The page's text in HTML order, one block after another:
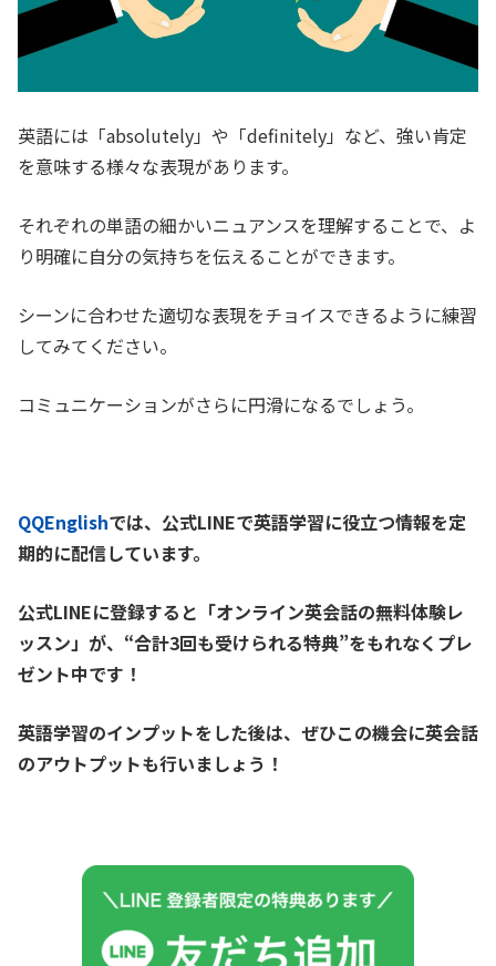
英語には「absolutely」や「definitely」など、強い肯定
を意味する様々な表現があります。
それぞれの単語の細かいニュアンスを理解することで、よ
り明確に自分の気持ちを伝えることができます。
シーンに合わせた適切な表現をチョイスできるように練習
してみてください。
コミュニケーションがさらに円滑になるでしょう。
QQEnglishでは、公式LINEで英語学習に役立つ情報を定
期的に配信しています。
公式LINEに登録すると「オンライン英会話の無料体験レ
ッスン」が、 “合計3回も受けられる特典”をもれなくプレ
ゼント中です！
英語学習のインプットをした後は、ぜひこの機会に英会話
のアウトプットも行いましょう！